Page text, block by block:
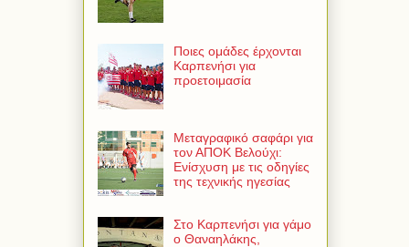
Ποιες ομάδες έρχονται
Καρπενήσι για
προετοιμασία
Μεταγραφικό σαφάρι για
τον ΑΠΟΚ Βελούχι:
Ενίσχυση με τις οδηγίες
της τεχνικής ηγεσίας
Στο Καρπενήσι για γάμο
ο Θαναηλάκης,